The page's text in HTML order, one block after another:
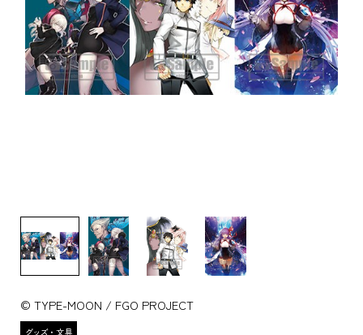
© TYPE-MOON / FGO PROJECT